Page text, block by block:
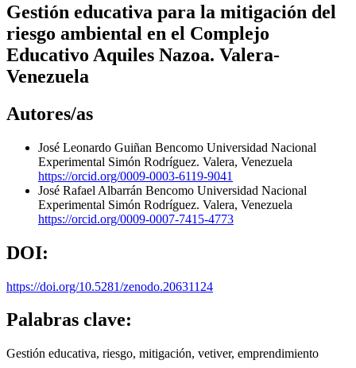
Gestión educativa para la mitigación del
riesgo ambiental en el Complejo
Educativo Aquiles Nazoa. Valera-
Venezuela
Autores/as
José Leonardo Guiñan Bencomo Universidad Nacional
Experimental Simón Rodríguez. Valera, Venezuela
https://orcid.org/0009-0003-6119-9041
José Rafael Albarrán Bencomo Universidad Nacional
Experimental Simón Rodríguez. Valera, Venezuela
https://orcid.org/0009-0007-7415-4773
DOI:
https://doi.org/10.5281/zenodo.20631124
Palabras clave:
Gestión educativa, riesgo, mitigación, vetiver, emprendimiento